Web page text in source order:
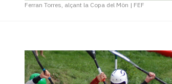
Ferran Torres, alçant la Copa del Mön | FEF